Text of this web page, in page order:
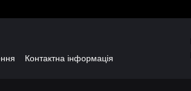
Контактна інформація